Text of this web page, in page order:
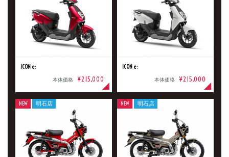
ICON e:
本体価格 ¥215,000
ICON e:
本体価格 ¥215,000
NEW 明石店 NEW 明石店